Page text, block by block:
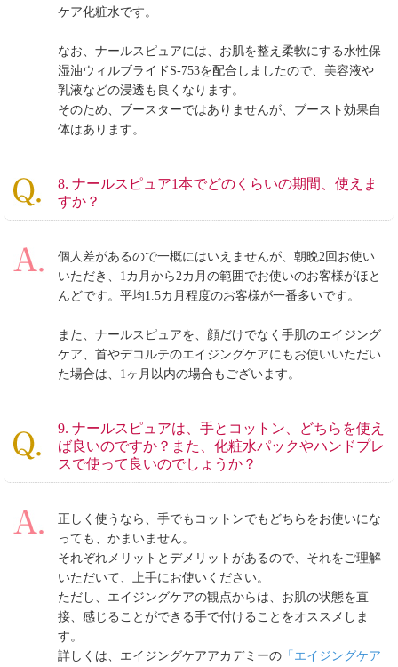
ケア化粧水です。
なお、ナールスピュアには、お肌を整え柔軟にする水性保
湿油ウィルブライドS-753を配合しましたので、美容液や
乳液などの浸透も良くなります。
そのため、ブースターではありませんが、ブースト効果自
体はあります。
8. ナールスピュア1本でどのくらいの期間、使えま
すか？
個人差があるので一概にはいえませんが、朝晩2回お使い
いただき、1カ月から2カ月の範囲でお使いのお客様がほと
んどです。平均1.5カ月程度のお客様が一番多いです。
また、ナールスピュアを、顔だけでなく手肌のエイジング
ケア、首やデコルテのエイジングケアにもお使いいただい
た場合は、1ヶ月以内の場合もございます。
9. ナールスピュアは、手とコットン、どちらを使え
ば良いのですか？また、化粧水パックやハンドプレ
スで使って良いのでしょうか？
正しく使うなら、手でもコットンでもどちらをお使いにな
っても、かまいません。
それぞれメリットとデメリットがあるので、それをご理解
いただいて、上手にお使いください。
ただし、エイジングケアの観点からは、お肌の状態を直
接、感じることができる手で付けることをオススメしま
す。
詳しくは、エイジングケアアカデミーの 「エイジングケア